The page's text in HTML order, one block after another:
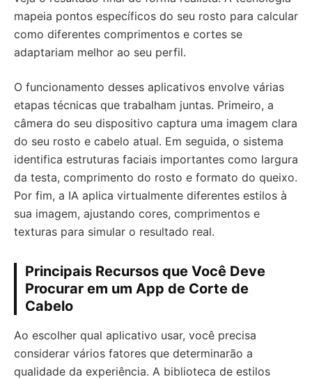
mapeia pontos específicos do seu rosto para calcular
como diferentes comprimentos e cortes se
adaptariam melhor ao seu perfil.
O funcionamento desses aplicativos envolve várias
etapas técnicas que trabalham juntas. Primeiro, a
câmera do seu dispositivo captura uma imagem clara
do seu rosto e cabelo atual. Em seguida, o sistema
identifica estruturas faciais importantes como largura
da testa, comprimento do rosto e formato do queixo.
Por fim, a IA aplica virtualmente diferentes estilos à
sua imagem, ajustando cores, comprimentos e
texturas para simular o resultado real.
Principais Recursos que Você Deve
Procurar em um App de Corte de
Cabelo
Ao escolher qual aplicativo usar, você precisa
considerar vários fatores que determinarão a
qualidade da experiência. A biblioteca de estilos